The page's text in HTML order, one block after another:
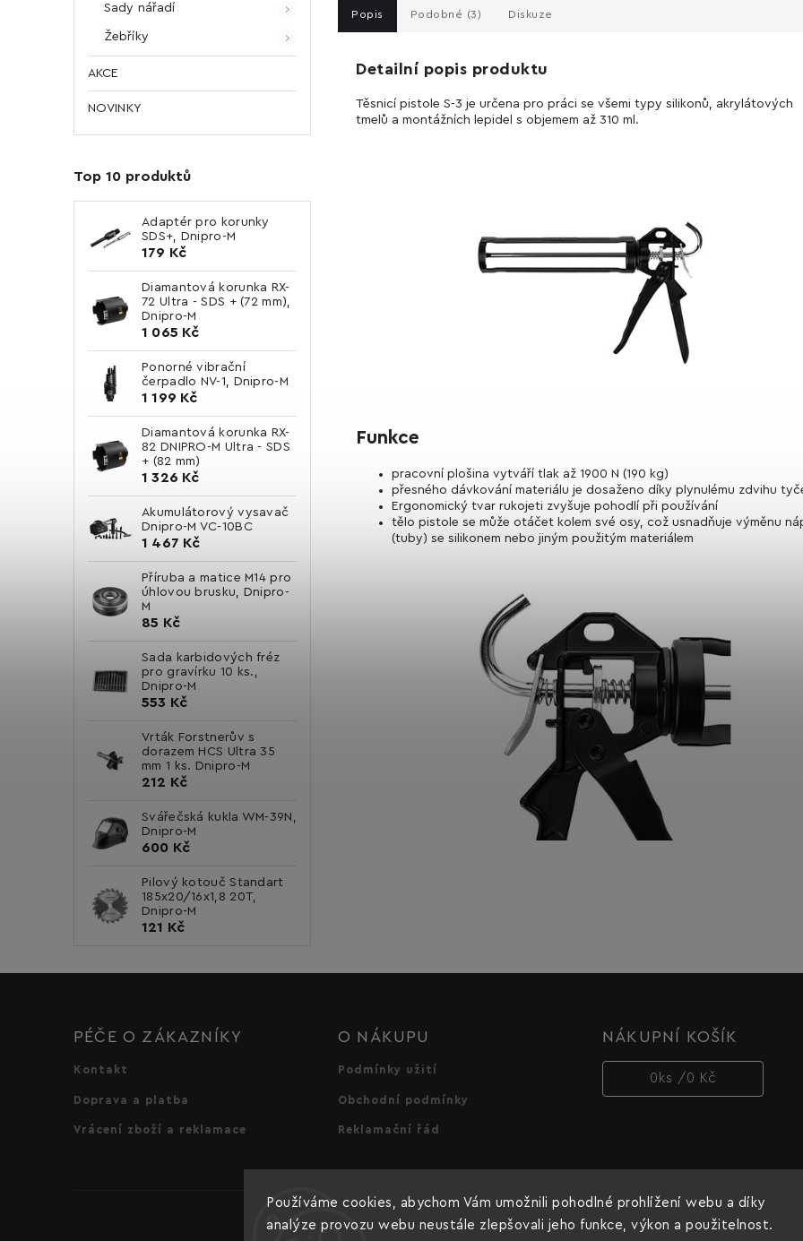
Používáme cookies, abychom Vám umožnili pohodlné prohlížení webu a díky
analýze provozu webu neustále zlepšovali jeho funkce, výkon a použitelnost.
Sady nářadí
Žebříky
AKCE
NOVINKY
Top 10 produktů
Adaptér pro korunky
SDS+, Dnipro-M
179 Kč
Diamantová korunka RX-
72 Ultra - SDS + (72 mm),
Dnipro-M
1 065 Kč
Ponorné vibrační
čerpadlo NV-1, Dnipro-M
1 199 Kč
Diamantová korunka RX-
82 DNIPRO-M Ultra - SDS
+ (82 mm)
1 326 Kč
Akumulátorový vysavač
Dnipro-M VC-10BC
1 467 Kč
Příruba a matice M14 pro
úhlovou brusku, Dnipro-
M
85 Kč
Sada karbidových fréz
pro gravírku 10 ks.,
Dnipro-M
553 Kč
Vrták Forstnerův s
dorazem HCS Ultra 35
mm 1 ks. Dnipro-M
212 Kč
Svářečská kukla WM-39N,
Dnipro-M
600 Kč
Pilový kotouč Standart
185x20/16x1,8 20T,
Dnipro-M
121 Kč
Popis Podobné (3) Diskuze
Detailní popis produktu
Těsnicí pistole S-3 je určena pro práci se všemi typy silikonů, akrylátových
tmelů a montážních lepidel s objemem až 310 ml.
Funkce
pracovní plošina vytváří tlak až 1900 N (190 kg)
přesného dávkování materiálu je dosaženo díky plynulému zdvihu
Ergonomický tvar rukojeti zvyšuje pohodlí při používání
tělo pistole se může otáčet kolem své osy, což usnadňuje výměnu
(tuby) se silikonem nebo jiným použitým materiálem
PÉČE O ZÁKAZNÍKY
Kontakt
Doprava a platba
Vrácení zboží a reklamace
O NÁKUPU
Podmínky užití
Obchodní podmínky
Reklamační řád
NÁKUPNÍ KOŠÍK
0 ks / 0 Kč
Copyright 2026Dnipro-M cz. Všechna práva vyhrazena.